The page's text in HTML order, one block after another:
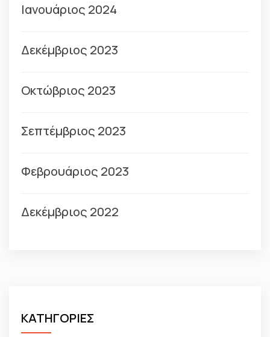
Ιανουάριος 2024
Δεκέμβριος 2023
Οκτώβριος 2023
Σεπτέμβριος 2023
Φεβρουάριος 2023
Δεκέμβριος 2022
ΚΑΤΗΓΟΡΙΕΣ